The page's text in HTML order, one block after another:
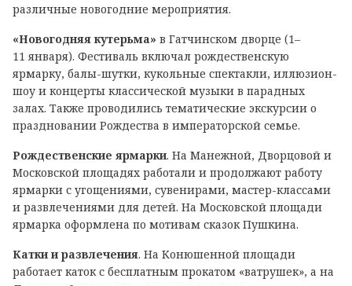
различные новогодние мероприятия.
«Новогодняя кутерьма» в Гатчинском дворце (1–
11 января). Фестиваль включал рождественскую
ярмарку, балы-шутки, кукольные спектакли, иллюзион-
шоу и концерты классической музыки в парадных
залах. Также проводились тематические экскурсии о
праздновании Рождества в императорской семье.
Рождественские ярмарки. На Манежной, Дворцовой и
Московской площадях работали и продолжают работу
ярмарки с угощениями, сувенирами, мастер-классами
и развлечениями для детей. На Московской площади
ярмарка оформлена по мотивам сказок Пушкина.
Катки и развлечения. На Конюшенной площади
работает каток с бесплатным прокатом «ватрушек», а на